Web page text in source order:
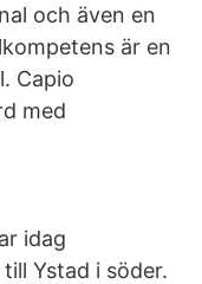
och även en
är en
Capio
med
idag
Ystad i söder.